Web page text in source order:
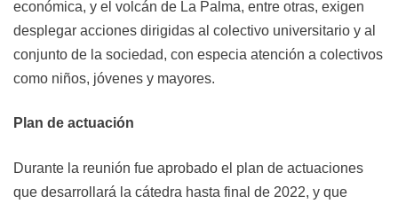
económica, y el volcán de La Palma, entre otras, exigen
desplegar acciones dirigidas al colectivo universitario y al
conjunto de la sociedad, con especia atención a colectivos
como niños, jóvenes y mayores.
Plan de actuación
Durante la reunión fue aprobado el plan de actuaciones
que desarrollará la cátedra hasta final de 2022, y que